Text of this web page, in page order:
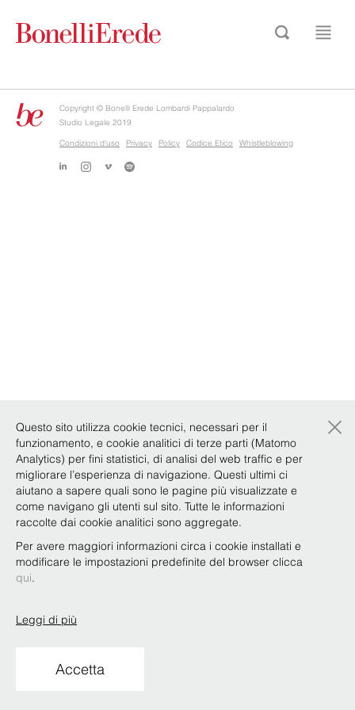
Copyright © Bonelli Erede Lombardi Pappalardo
Studio Legale 2019
Condizioni d'uso
Privacy Policy Codice Etico Whistleblowing
Questo sito utilizza cookie tecnici, necessari per il
funzionamento, e cookie analitici di terze parti (Matomo
Analytics) per fini statistici, di analisi del web traffic e per
migliorare l’esperienza di navigazione. Questi ultimi ci
aiutano a sapere quali sono le pagine più visualizzate e
come navigano gli utenti sul sito. Tutte le informazioni
raccolte dai cookie analitici sono aggregate.
Per avere maggiori informazioni circa i cookie installati e
modificare le impostazioni predefinite del browser clicca
qui.
Leggi di più
Accetta
×